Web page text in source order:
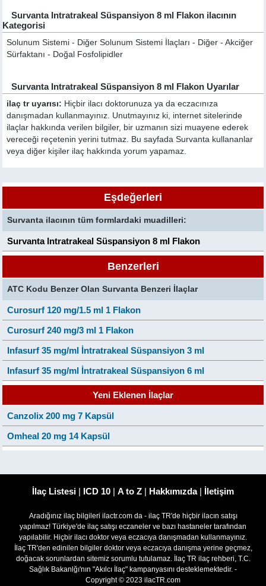
Survanta Intratrakeal Süspansiyon 8 ml Flakon ilacının
Kategorisi
Solunum Sistemi - Diğer Solunum Sistemi İlaçları - Diğer - Akciğer
Sürfaktanı - Doğal Fosfolipidler
Survanta Intratrakeal Süspansiyon 8 ml Flakon Uyarılar
ilaç tr uyarısı: Hiçbir ilacı doktorunuza ya da eczacınıza
danışmadan kullanmayınız. Unutmayınız ki, internet sitelerinde
ilaçlar hakkında verilen bilgiler, bir uzmanın sizi muayene ederek
vereceği reçetenin yerini tutmaz. Bu sayfada Survanta kullananlar
veya diğer kişiler ilaç hakkında yorum yapamaz.
Eşdeğerleri
Survanta ilacının tüm formlardaki muadilleri:
Survanta Intratrakeal Süspansiyon 8 ml Flakon
Benzerleri
ATC Kodu Benzer Olan Survanta Benzeri İlaçlar
Curosurf 120 mg/1.5 ml 1 Flakon
Curosurf 240 mg/3 ml 1 Flakon
Infasurf 35 mg/ml İntratrakeal Süspansiyon 3 ml
Infasurf 35 mg/ml İntratrakeal Süspansiyon 6 ml
Yeni Eklenen İlaçlar
Canzolix 200 mg 7 Kapsül
Omheal 20 mg 14 Kapsül
İlaç Listesi | ICD 10 | A to Z | Hakkımızda| İletişim
Aradığınız ilaç bilgileri ilactr.com da - ilaç TR'de hiçbir ilacın satışı
yapılmaz! Türkiye'de ilaç satışı eczaneler ve bazı hastaneler tarafından
yapılabilir. Hiçbir ilacı doktor veya eczacıya danışmadan kullanmayınız.
İlaç TR'den edinilen bilgiler doktor veya eczacıya danışma yerine geçmez,
doğacak sorunlardan sitemiz sorumlu tutulamaz. İlaç TR ilaç rehberi, T.C.
Sağlık Bakanlğı'nın "Akılcı İlaç" kampanyasını desteklemektedir. -
Copyright © 2023 ilacTR.com